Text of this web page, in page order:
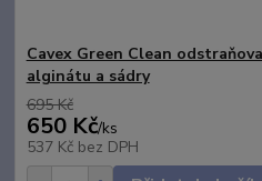
Cavex Green Clean
alginátu a sádry
695 Kč
650 Kč/ks
537 Kč bez DPH